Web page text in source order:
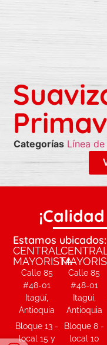
Categorías Línea
Estamos ubicados:
CENTRAL
MAYORISTA
Calle 85
#48-01
Itagüí,
Antioquia
Bloque 13 -
local 15 y
Calle 85
#48-01
Itagüí,
Antioquia
Bloque 8 -
local 10